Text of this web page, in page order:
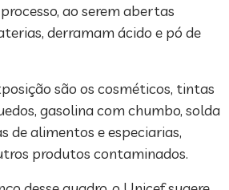
ao serem abertas
derramam ácido e pó de
são os cosméticos, tintas
gasolina com chumbo, solda
de alimentos e especiarias,
produtos contaminados.